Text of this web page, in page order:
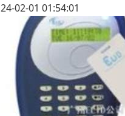
24-02-01 01:54:01